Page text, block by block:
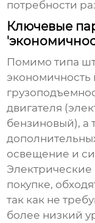
потребности
Ключевые
Помимо типа
экономичность
двигателя
бензиновый), а
освещение и
Электрические
покупке,
так как не
более низкий